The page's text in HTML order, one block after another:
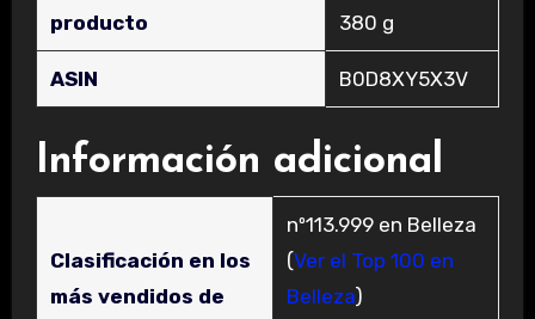
producto
380 g
ASIN ‎B0D8XY5X3V
Información adicional
Clasificación en los
más vendidos de
nº113.999 en Belleza
(Ver el Top 100 en
Belleza)